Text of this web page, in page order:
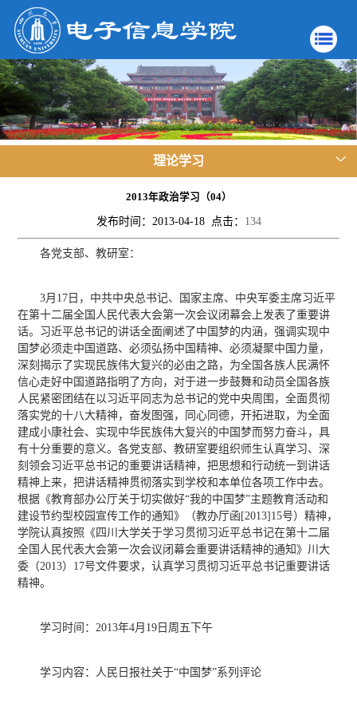
理论学习
2013年政治学习（04）
发布时间：2013-04-18 点击： 134
各党支部、教研室：
3月17日，中共中央总书记、国家主席、中央军委主席习近平
在第十二届全国人民代表大会第一次会议闭幕会上发表了重要讲
话。习近平总书记的讲话全面阐述了中国梦的内涵，强调实现中
国梦必须走中国道路、必须弘扬中国精神、必须凝聚中国力量，
深刻揭示了实现民族伟大复兴的必由之路，为全国各族人民满怀
信心走好中国道路指明了方向，对于进一步鼓舞和动员全国各族
人民紧密团结在以习近平同志为总书记的党中央周围，全面贯彻
落实党的十八大精神，奋发图强，同心同德，开拓进取，为全面
建成小康社会、实现中华民族伟大复兴的中国梦而努力奋斗，具
有十分重要的意义。各党支部、教研室要组织师生认真学习、深
刻领会习近平总书记的重要讲话精神，把思想和行动统一到讲话
精神上来，把讲话精神贯彻落实到学校和本单位各项工作中去。
根据《教育部办公厅关于切实做好“我的中国梦”主题教育活动和
建设节约型校园宣传工作的通知》（教办厅函[2013]15号）精神，
学院认真按照《四川大学关于学习贯彻习近平总书记在第十二届
全国人民代表大会第一次会议闭幕会重要讲话精神的通知》川大
委（2013）17号文件要求，认真学习贯彻习近平总书记重要讲话
精神。
学习时间：2013年4月19日周五下午
学习内容：人民日报社关于“中国梦”系列评论